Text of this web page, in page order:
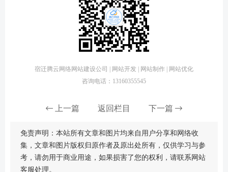
宿迁腾云网络网站建设公司 | 网站开发 | 网站制作 | 网站优化
咨询电话：13160355545
上一篇 返回栏目 下一篇
免责声明：本站所有文章和图片均来自用户分享和网络收
集，文章和图片版权归原作者及原出处所有，仅供学习与参
考，请勿用于商业用途，如果损害了您的权利，请联系网站
客服处理。